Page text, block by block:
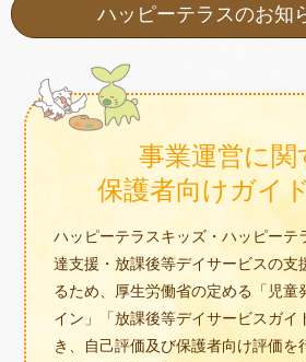
ハッピーテラスのお知
事業運営に関
保護者向けガイ
ハッピーテラスキッズ・ハッピーテ
達支援・放課後等デイサービスの支
るため、厚生労働省の定める「児童
イン」「放課後等デイサービスガイ
き、自己評価及び保護者向け評価を